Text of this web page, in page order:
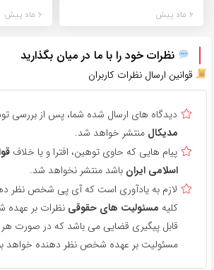
6 ماه پیش 6 ماه پیش
نظرات خود را با ما در میان بگذارید
قوانین ارسال نظرات کاربران
دیدگاه های ارسال شده شما، پس از بررسی
مدیکال منتشر خواهد شد.
پیام هایی که حاوی توهین، افترا و یا خلاف
اسلامی ایران باشد منتشر نخواهد شد.
لازم به یادآوری است که آی پی شخص نظر
کلیه مسئولیت های حقوقی نظرات بر
قابل پیگیری قضایی می باشد که در صورت
مسئولیت بر عهده شخص نظر دهنده خواهد